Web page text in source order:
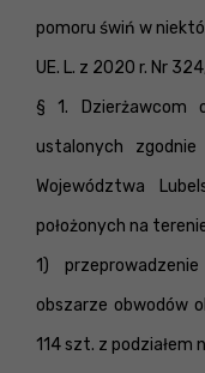
pomoru świń w
UE. L. z 2020 r. Nr
§ 1. Dzierżawcom
ustalonych
Województwa
położonych na
1)
obszarze obwodów
114 szt. z podziałem